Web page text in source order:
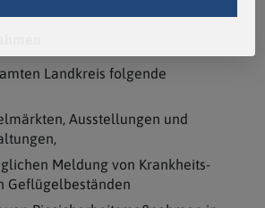
Landkreis folgende
Ausstellungen und
Meldung von Krankheits-
Geflügelbeständen